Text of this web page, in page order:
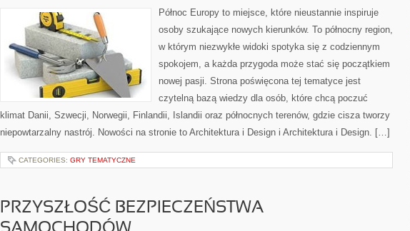
Północ Europy to miejsce, które nieustannie inspiruje
osoby szukające nowych kierunków. To północny region,
w którym niezwykłe widoki spotyka się z codziennym
spokojem, a każda przygoda może stać się początkiem
nowej pasji. Strona poświęcona tej tematyce jest
czytelną bazą wiedzy dla osób, które chcą poczuć
klimat Danii, Szwecji, Norwegii, Finlandii, Islandii oraz północnych terenów, gdzie cisza tworzy
niepowtarzalny nastrój. Nowości na stronie to Architektura i Design i Architektura i Design. […]
CATEGORIES: GRY TEMATYCZNE
PRZYSZŁOŚĆ BEZPIECZEŃSTWA